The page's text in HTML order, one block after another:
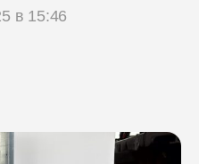
в 15:46